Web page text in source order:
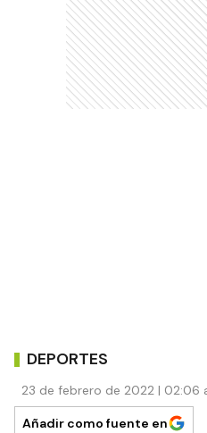
DEPORTES
23 de febrero de 2022 | 02:06
Añadir como fuente en